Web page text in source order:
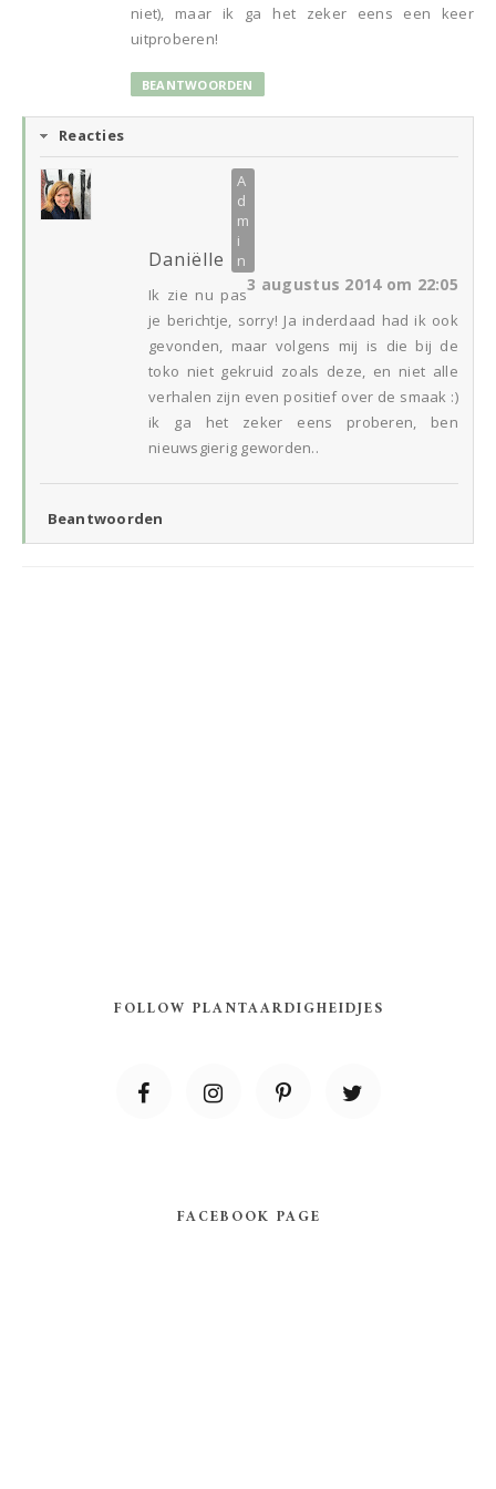
niet), maar ik ga het zeker eens een keer
uitproberen!
BEANTWOORDEN
Reacties
Daniëlle
3 augustus 2014 om 22:05
Ik zie nu pas
je berichtje, sorry! Ja inderdaad had ik ook
gevonden, maar volgens mij is die bij de
toko niet gekruid zoals deze, en niet alle
verhalen zijn even positief over de smaak :)
ik ga het zeker eens proberen, ben
nieuwsgierig geworden..
Beantwoorden
FOLLOW PLANTAARDIGHEIDJES
FACEBOOK PAGE